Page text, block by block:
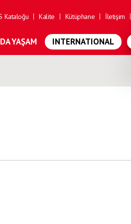
Kataloğu Kalite Kütüphane İletişim
YAŞAM INTERNATIONAL